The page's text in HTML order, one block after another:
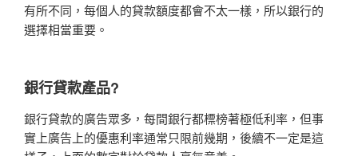
有所不同，每個人的貸款額度都會不太一樣，所以銀行的
選擇相當重要。
銀行貸款產品?
銀行貸款的廣告眾多，每間銀行都標榜著極低利率，但事
實上廣告上的優惠利率通常只限前幾期，後續不一定是這